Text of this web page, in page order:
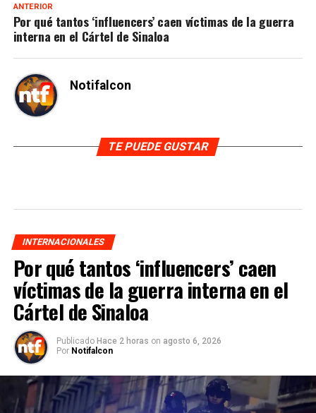
ANTERIOR
Por qué tantos ‘influencers’ caen víctimas de la guerra
interna en el Cártel de Sinaloa
Notifalcon
TE PUEDE GUSTAR
INTERNACIONALES
Por qué tantos ‘influencers’ caen
víctimas de la guerra interna en el
Cártel de Sinaloa
Publicado Hace 2 horas on agosto 6, 2026
Por Notifalcon